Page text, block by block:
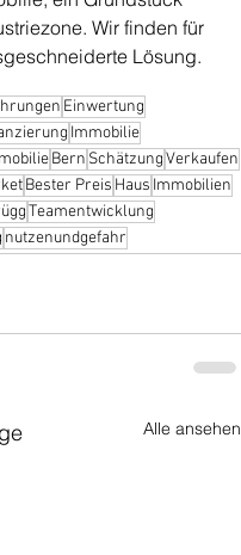
Wir finden für
Lösung.
Einwertung
Immobilie
Bern SchätzungVerkaufen
Bester Preis Haus Immobilien
Teamentwicklung
nutzenundgefahr
Alle ansehen